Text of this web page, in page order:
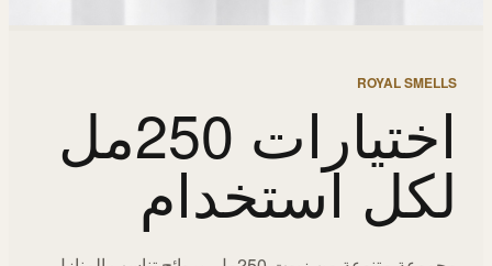
ROYAL SMELLS
اختيارات 250مل
لكل استخدام